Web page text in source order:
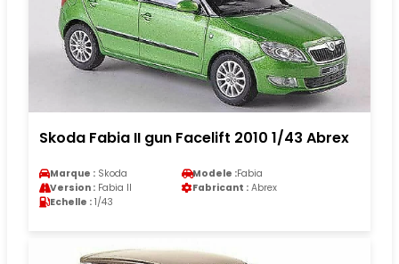
Skoda Fabia II gun Facelift 2010 1/43 Abrex
Marque : Skoda Modele :Fabia
Version : Fabia II Fabricant : Abrex
Echelle : 1/43